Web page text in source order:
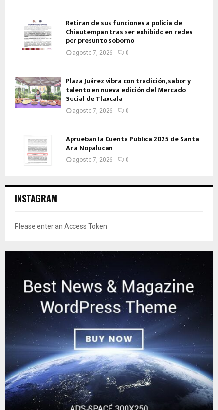
Retiran de sus funciones a policía de
Chiautempan tras ser exhibido en redes
por presunto soborno
agosto 7, 2026 0
Plaza Juárez vibra con tradición, sabor y
talento en nueva edición del Mercado
Social de Tlaxcala
agosto 7, 2026 0
Aprueban la Cuenta Pública 2025 de Santa
Ana Nopalucan
agosto 7, 2026 0
INSTAGRAM
Please enter an Access Token